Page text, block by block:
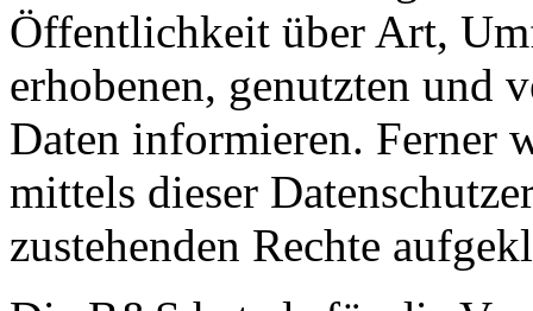
Öffentlichkeit über Art,
erhobenen, genutzten und
Daten informieren. Ferner
mittels dieser
zustehenden Rechte